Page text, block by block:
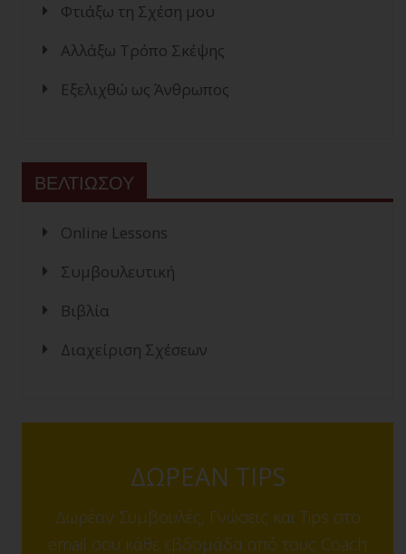
Φτιάξω τη Σχέση μου
Αλλάξω Τρόπο Σκέψης
Εξελιχθώ ως Άνθρωπος
ΒΕΛΤΙΩΣΟΥ
Online Lessons
Συμβουλευτική
Βιβλία
Διαχείριση Σχέσεων
ΔΩΡΕΑΝ TIPS
Δωρέαν Συμβουλές, Γνώσεις και Tips στο
email σου κάθε εβδομάδα από τους Coach